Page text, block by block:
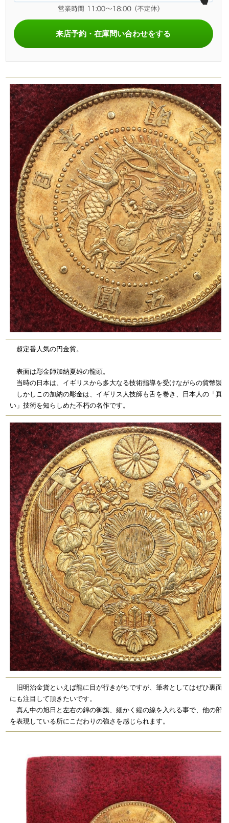
来店予約・在庫問い合わせをする
超定番人気の円金貨。
表面は彫金師加納夏雄の龍頭。
当時の日本は、イギリスから多大なる技術指導を受けながらの貨幣製
しかしこの加納の彫金は、イギリス人技師も舌を巻き、日本人の「真
い」技術を知らしめた不朽の名作です。
旧明治金貨といえば龍に目が行きがちですが、筆者としてはぜひ裏面
にも注目して頂きたいです。
真ん中の旭日と左右の錦の御旗、細かく縦の線を入れる事で、他の部
を表現している所にこだわりの強さを感じられます。